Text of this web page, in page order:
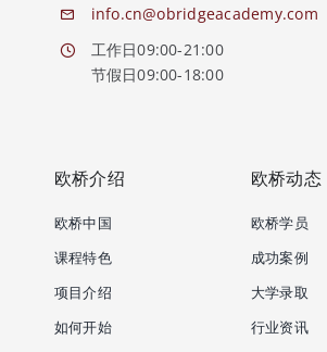
info.cn@obridgeacademy.com
工作日09:00-21:00
节假日09:00-18:00
欧桥介绍
欧桥中国
课程特色
项目介绍
如何开始
欧桥动态
欧桥学员
成功案例
大学录取
行业资讯